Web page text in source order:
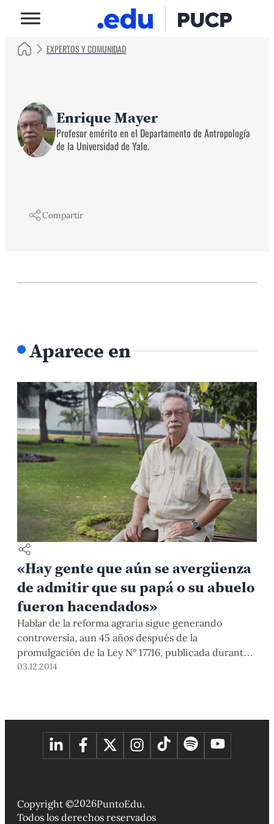
EXPERTOS Y COMUNIDAD
Enrique Mayer
Profesor emérito en el Departamento de Antropología
de la Universidad de Yale.
Compartir
Aparece en
«Hay gente que aún se avergüenza
de admitir que su papá o su abuelo
fueron hacendados»
Hablar de la reforma agraria sigue generando
controversia, aun 45 años después de la
promulgación de la Ley N° 17716, publicada durante
el gobierno militar de Juan Velasco Alvarado. ¿Quién
quien radica en EE.UU. y nos visitó a mediados de
noviembre como invitado especial del XII Coloquio
Ciencias Sociales de la PUCP.
03.12.2014
Copyright ©2026PuntoEdu.
Todos los derechos reservados